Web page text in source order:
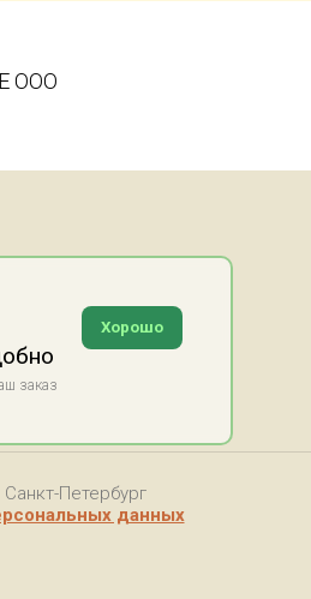
ООО
Петербург
данных
Хорошо
заказ